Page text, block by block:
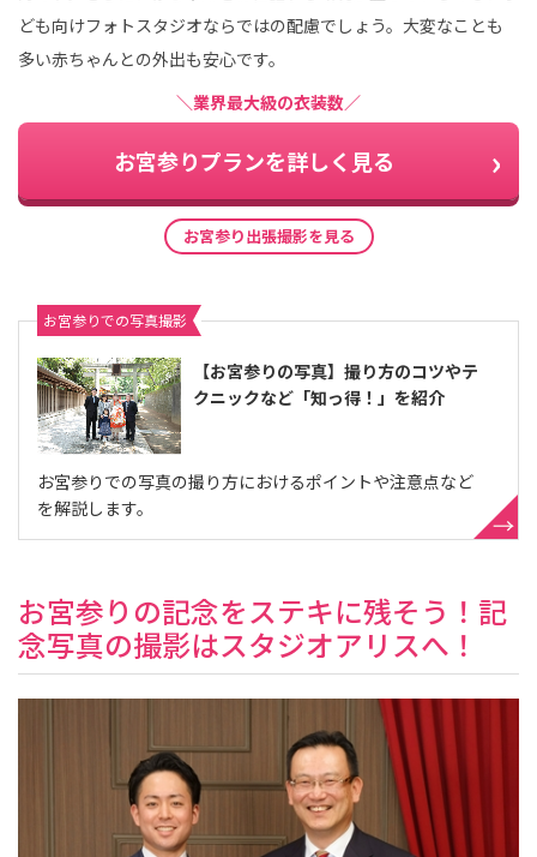
ども向けフォトスタジオならではの配慮でしょう。大変なことも
多い赤ちゃんとの外出も安心です。
＼業界最大級の衣装数／
お宮参りプランを詳しく見る
お宮参り出張撮影を見る
お宮参りでの写真撮影
【お宮参りの写真】撮り方のコツやテ
クニックなど「知っ得！」を紹介
お宮参りでの写真の撮り方におけるポイントや注意点など
を解説します。
お宮参りの記念をステキに残そう！記
念写真の撮影はスタジオアリスへ！